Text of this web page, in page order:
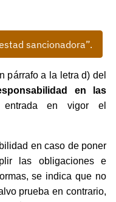
sancionadora”.
párrafo a la letra d) del
en las
en vigor el
en caso de poner
las obligaciones e
se indica que no
prueba en contrario,